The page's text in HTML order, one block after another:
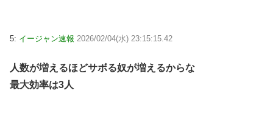
5: イージャン速報 2026/02/04(水) 23:15:15.42
人数が増えるほどサボる奴が増えるからな
最大効率は3人